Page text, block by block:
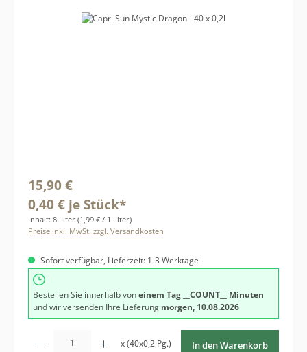
Bildergalerie überspringen
Regulärer Preis:
15,90 €
0,40 € je Stück*
Inhalt: 8 Liter (1,99 € / 1 Liter)
Preise inkl. MwSt. zzgl. Versandkosten
Sofort verfügbar, Lieferzeit: 1-3 Werktage
Bestellen Sie innerhalb voneinem Tag
__COUNT__ Minuten
und wir versenden Ihre Lieferung morgen, 10.08.2026
x (40x0,2lPg.) In den Warenkorb